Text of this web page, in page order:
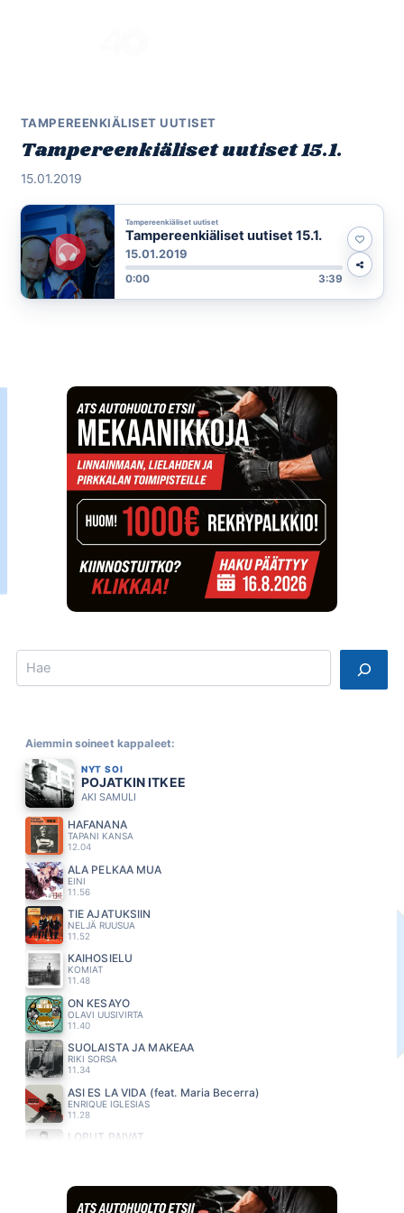
TAMPEREENKIÄLISET UUTISET
Tampereenkiäliset uutiset 15.1.
15.01.2019
Tampereenkiäliset uutiset
Tampereenkiäliset uutiset 15.1.
15.01.2019
0:00 3:39
Search
Aiemmin soineet kappaleet:
NYT SOI
POJATKIN ITKEE
AKI SAMULI
HAFANANA
TAPANI KANSA
12.04
ÄLÄ PELKÄÄ MUA
EINI
11.56
TIE AJATUKSIIN
NELJÄ RUUSUA
11.52
KAIHOSIELU
KOMIAT
11.48
ON KESÄYÖ
OLAVI UUSIVIRTA
11.40
SUOLAISTA JA MAKEAA
RIKI SORSA
11.34
ASI ES LA VIDA (feat. Maria Becerra)
ENRIQUE IGLESIAS
11.28
LOPUT PÄIVÄT
KYLIE MINOQUE & YEARS&YEARS
11.16